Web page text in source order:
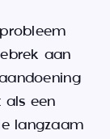
aan
als een
langzaam